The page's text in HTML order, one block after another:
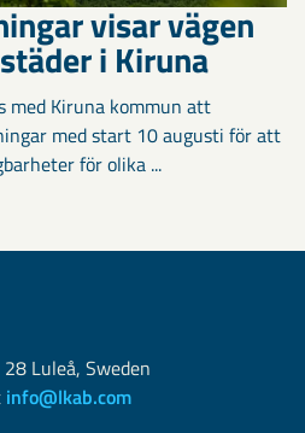
visar vägen
i Kiruna
med Kiruna kommun att
med start 10 augusti för att
för olika ...
Luleå, Sweden
info@lkab.com